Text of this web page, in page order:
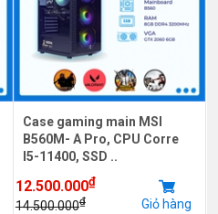
Case gaming main MSI
B560M- A Pro, CPU Corre
I5-11400, SSD ..
12.500.000₫
14.500.000₫ Giỏ hàng